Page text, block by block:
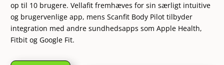
op til 10 brugere. Vellafit fremhæves for sin særligt intuitive
og brugervenlige app, mens Scanfit Body Pilot tilbyder
integration med andre sundhedsapps som Apple Health,
Fitbit og Google Fit.